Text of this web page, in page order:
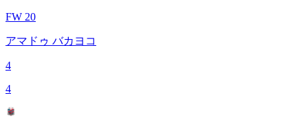
FW 20
アマドゥ バカヨコ
4
4